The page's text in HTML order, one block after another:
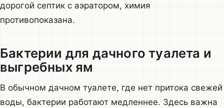
дорогой септик с аэратором, химия
противопоказана.
Бактерии для дачного туалета и
выгребных ям
В обычном дачном туалете, где нет притока свежей
воды, бактерии работают медленнее. Здесь важна